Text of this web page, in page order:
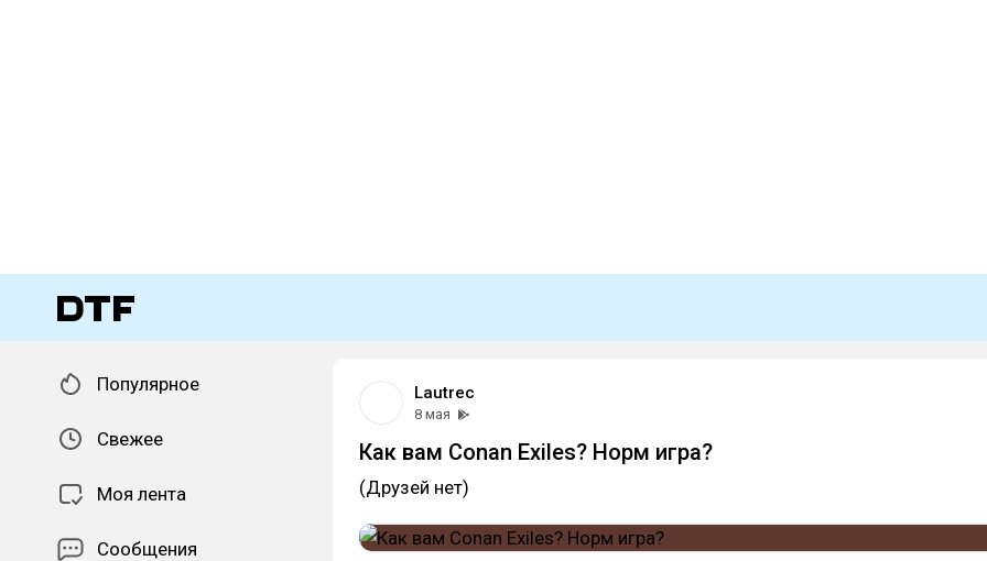
Популярное
Свежее
Моя лента
Сообщения
Lautrec
8 мая
Как вам Conan Exiles? Норм игра?
(Друзей нет)